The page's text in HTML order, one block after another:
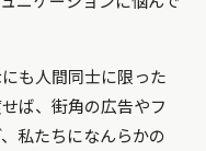
も人間同士に限った
ば、街角の広告やフ
私たちになんらかの